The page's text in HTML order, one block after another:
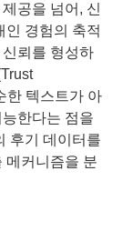
공을 넘어, 신
인 경험의 축적
뢰를 형성하
한 텍스트가 아
한다는 점을
후기 데이터를
메커니즘을 분